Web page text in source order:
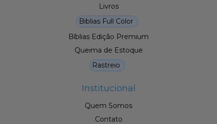
Livros
Biblias Full Color
Bíblias Edição Premium
Queima de Estoque
Rastreio
Institucional
Quem Somos
Contato